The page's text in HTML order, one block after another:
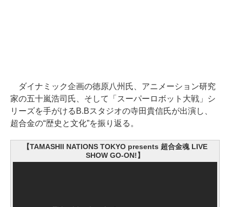
ダイナミック企画の徳原八州氏、アニメーション研究
家の五十嵐浩司氏、そして「スーパーロボット大戦」シ
リーズを手がけるB.Bスタジオの寺田貴信氏が出演し、
超合金の“歴史と文化”を振り返る。
【TAMASHII NATIONS TOKYO presents 超合金魂 LIVE
SHOW GO-ON!】